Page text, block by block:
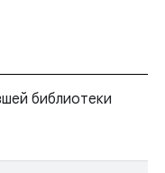
библиотеки